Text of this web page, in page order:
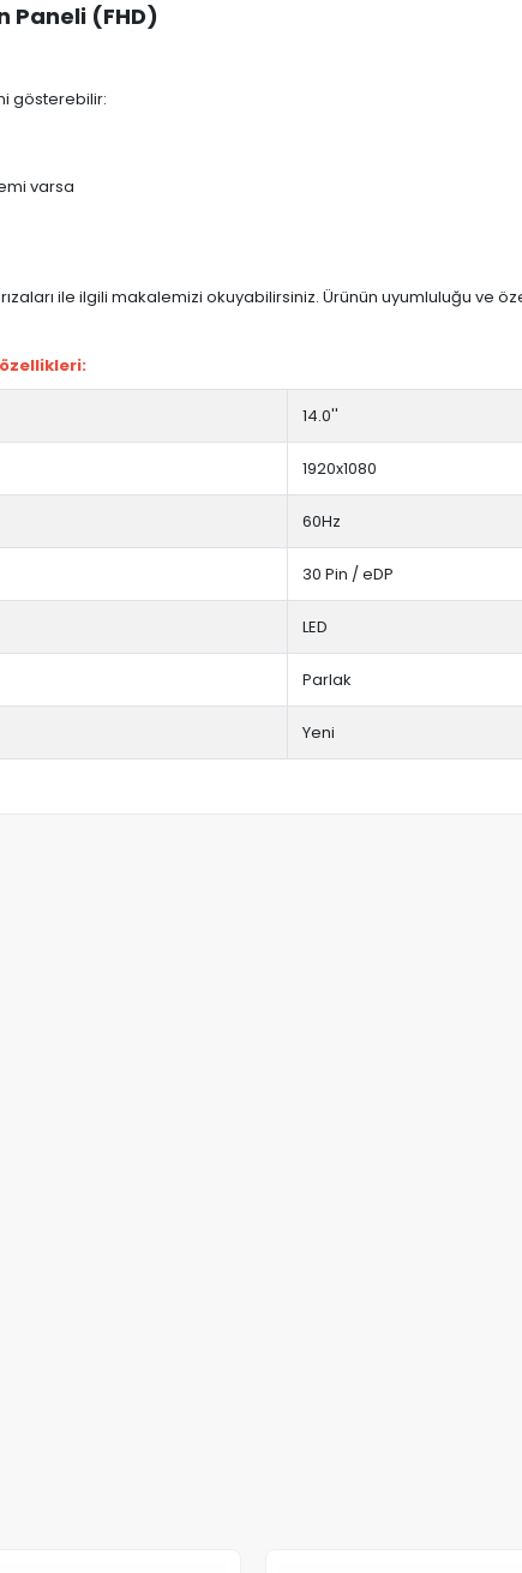
Paneli (FHD)
gösterebilir:
varsa
ile ilgili makalemizi okuyabilirsiniz. Ürünün uyumluluğu
14.0''
1920x1080
60Hz
30 Pin / eDP
LED
Parlak
Yeni